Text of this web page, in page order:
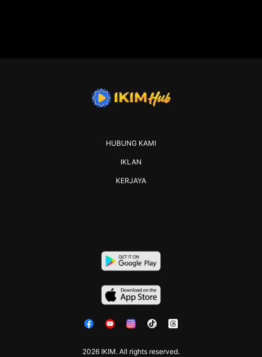
2026 IKIM. All rights reserved.
HUBUNG KAMI
IKLAN
KERJAYA